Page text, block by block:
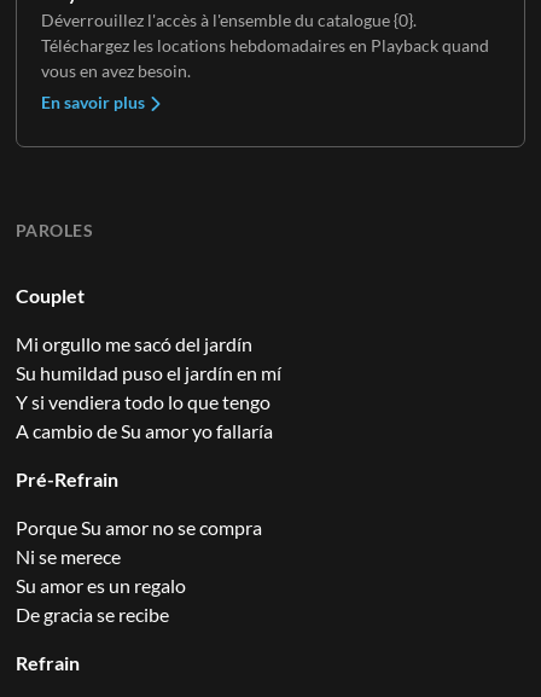
Déverrouillez l'accès à l'ensemble du catalogue {0}.
Téléchargez les locations hebdomadaires en Playback quand
vous en avez besoin.
En savoir plus
PAROLES
Couplet
Mi orgullo me sacó del jardín
Su humildad puso el jardín en mí
Y si vendiera todo lo que tengo
A cambio de Su amor yo fallaría
Pré-Refrain
Porque Su amor no se compra
Ni se merece
Su amor es un regalo
De gracia se recibe
Refrain